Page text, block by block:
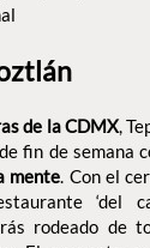
destino de fin
Parcela es un
tu
calidad de los